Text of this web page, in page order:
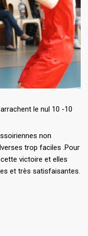
le nul 10 -10
non
trop faciles .Pour
victoire et elles
et très satisfaisantes.